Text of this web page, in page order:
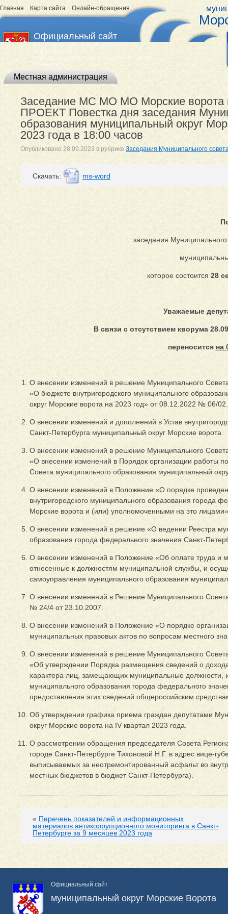
Главная Карта сайта Онлайн-обращения
Официальный сайт
внутригородское муниципальное
образование
города федерального значения Санкт-
Петербурга
Местная администрация
Заседание МС МО МО Морские ворота
ПРОЕКТ Повестка дня заседания
образования муниципальный округ
2023 года в 18:00 часов
Опубликовано 28.09.2023 в рубрике Заседания Муниципального
Cкачать: ms-word
заседания
которое состоится 28
Уважаемые
В связи с отсутствием кворума
переносится на
О внесении изменений в решение Муниципального
«О бюджете внутригородского муниципального
округ Морские ворота на 2023 год» от 08.12.2022 № 06/02.
О внесении изменений и дополнений в Устав
Санкт-Петербурга муниципальный округ Морские ворота.
О внесении изменений в решение Муниципального
«О внесении изменений в Порядок организации работы
Совета муниципального образования муниципальный
О внесении изменений в Положение «О порядке
внутригородского муниципального образования города
Морские ворота и (или) уполномоченными на это
О внесении изменений в решение «О ведении Реестра
образования города федерального значения Санкт-
О внесении изменений в Положение «Об оплате труда и
отнесенные к должностям муниципальной службы, и
самоуправления муниципального образования
О внесении изменений в Решение Муниципального
№ 24/4 от 23.10.2007.
О внесении изменений в Положение «О порядке
муниципальных правовых актов по вопросам местного
О внесении изменений в решение Муниципального
«Об утверждении Порядка размещения сведений о
характера лиц, замещающих муниципальные должности,
муниципального образования города федерального
предоставления этих сведений общероссийским
Об утверждении графика приема граждан депутатами
округ Морские ворота на IV квартал 2023 года.
О рассмотрении обращения председателя Совета
городе Санкт-Петербурге Тихоновой Н.Г. в адрес вице-
выписываемых за неотремонтированный асфальт во
местных бюджетов в бюджет Санкт-Петербурга).
« Перечень показателей и информационных
материалов антикоррупционного мониторинга в Санкт-
Петербурге за 9 месяцев 2023 года
Официальный сайт
муниципальный округ Морские Ворота